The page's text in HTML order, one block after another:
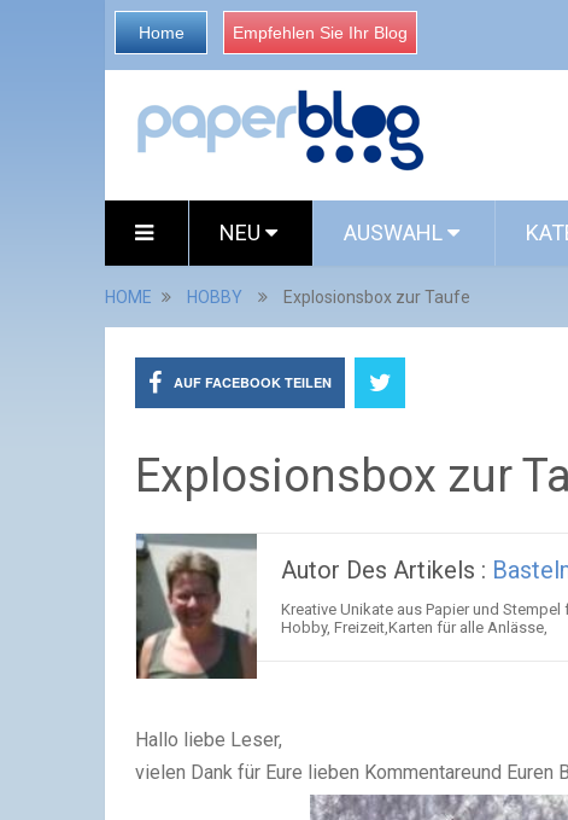
Home Empfehlen Sie Ihr Blog
NEU AUSWAHL
HOME HOBBY Explosionsbox zur Taufe
AUF FACEBOOK TEILEN
Explosionsbox zur
Autor Des Artikels :
Kreative Unikate aus Papier und
Hobby, Freizeit,Karten für alle Anlässe,
Hallo liebe Leser,
vielen Dank für Eure lieben Kommentareund Euren